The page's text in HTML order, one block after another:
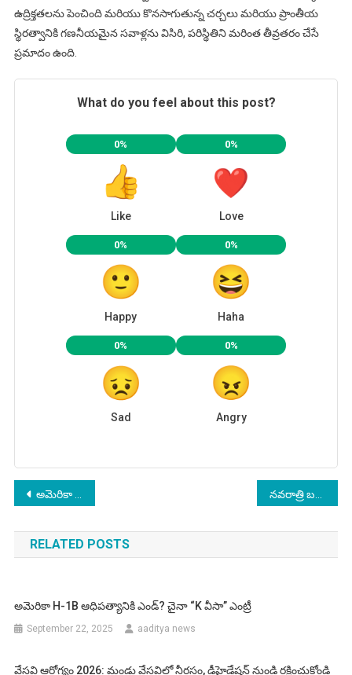
ఉద్రిక్తతలను పెంచింది మరియు కొనసాగుతున్న చర్చలు మరియు ప్రాంతీయ
స్థిరత్వానికి గణనీయమైన సవాళ్లను విసిరి, పరిస్థితిని మరింత తీవ్రతరం చేసే
ప్రమాదం ఉంది.
What do you feel about this post?
0%
Like
0%
Love
0%
Happy
0%
Haha
0%
Sad
0%
Angry
Post
navigation
అమెరికా H-1B ఆధిపత్యానికి ఎండ్? చైనా “K వీసా” ఎంట్రీ
RELATED POSTS
అమెరికా H-1B ఆధిపత్యానికి ఎండ్? చైనా “K వీసా” ఎంట్రీ
September 22, 2025 aaditya news
వేసవి ఆరోగ్యం 2026: మండు వేసవిలో నీరసం, డీహైడ్రేషన్ నుండి రక్షించుకోండి